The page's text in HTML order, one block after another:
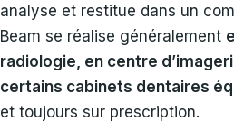
analyse et restitue dans un
Beam se réalise généralement
radiologie, en centre
certains cabinets dentaires
et toujours sur prescription.